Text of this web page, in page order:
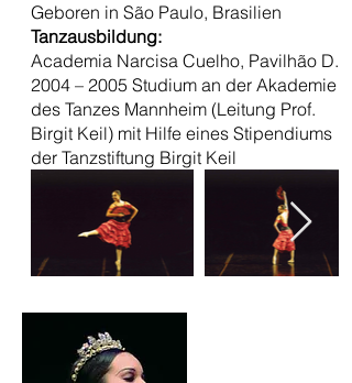
Geboren in São Paulo, Brasilien
Tanzausbildung:
Academia Narcisa Cuelho, Pavilhão D.
2004 – 2005 Studium an der Akademie
des Tanzes Mannheim (Leitung Prof.
Birgit Keil) mit Hilfe eines Stipendiums
der Tanzstiftung Birgit Keil